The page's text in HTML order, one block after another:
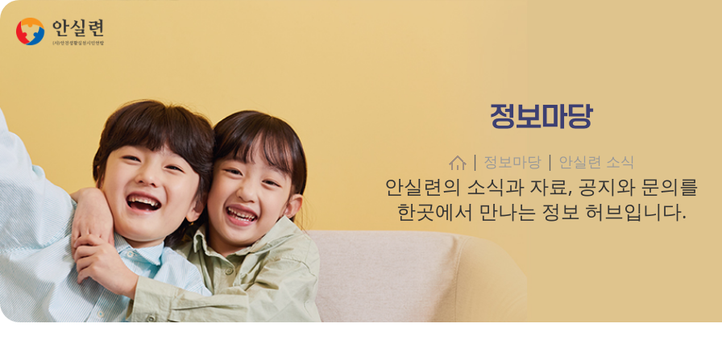
정보마당
| 정보마당| 안실련 소식
안실련의 소식과 자료, 공지와 문의를
한곳에서 만나는 정보 허브입니다.